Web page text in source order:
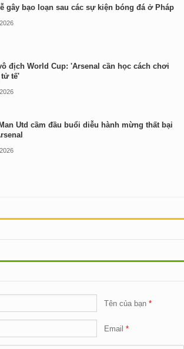
gây bạo loạn sau các sự kiện bóng đá ở Pháp
địch World Cup: 'Arsenal cần học cách chơi
tử tế'
Utd cầm đầu buổi diễu hành mừng thất bại
Tên của bạn
Email